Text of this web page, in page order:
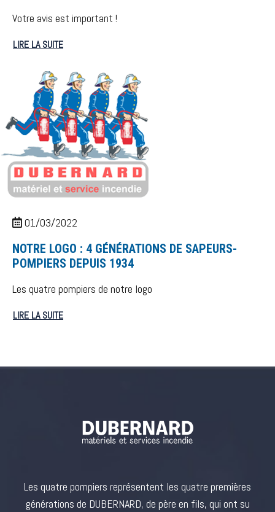
Votre avis est important !
LIRE LA SUITE
01/03/2022
NOTRE LOGO : 4 GÉNÉRATIONS DE SAPEURS-
POMPIERS DEPUIS 1934
Les quatre pompiers de notre logo
LIRE LA SUITE
Les quatre pompiers représentent les quatre premières
générations de DUBERNARD, de père en fils, qui ont su